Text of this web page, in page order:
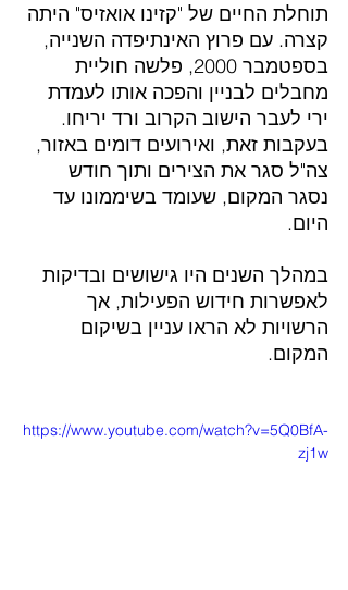
תוחלת החיים של "קזינו אואזיס" היתה
קצרה. עם פרוץ האינתיפדה השנייה,
בספטמבר 2000, פלשה חוליית
מחבלים לבניין והפכה אותו לעמדת
ירי לעבר הישוב הקרוב ורד יריחו.
בעקבות זאת, ואירועים דומים באזור,
צה"ל סגר את הצירים ותוך חודש
נסגר המקום, שעומד בשיממונו עד
היום.
במהלך השנים היו גישושים ובדיקות
לאפשרות חידוש הפעילות, אך
הרשויות לא הראו עניין בשיקום
המקום.
https://www.youtube.com/watch?v=5Q0BfA-
zj1w